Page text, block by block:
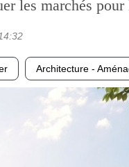
les marchés pour
Architecture -